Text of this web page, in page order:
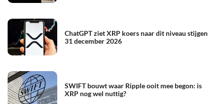
ChatGPT ziet XRP koers naar dit niveau stijgen
31 december 2026
SWIFT bouwt waar Ripple ooit mee begon: is
XRP nog wel nuttig?